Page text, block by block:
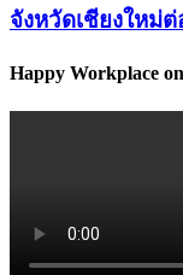
จังหวัดเชียงใหม่
Happy Workplace